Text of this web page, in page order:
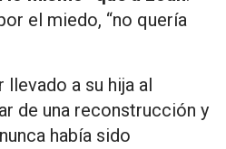
el miedo, “no quería
a su hija al
de una reconstrucción y
había sido